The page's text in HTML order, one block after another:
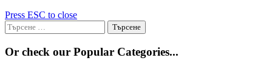
Press ESC to close
Търсене
за:
Or check our Popular Categories...